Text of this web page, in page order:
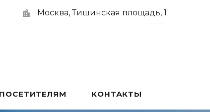
Москва, Тишинская площадь, 1
ПОСЕТИТЕЛЯМ КОНТАКТЫ